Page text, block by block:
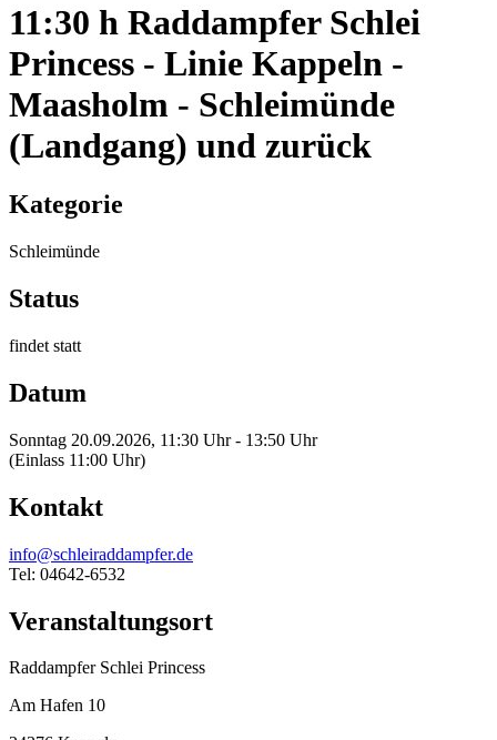
11:30 h Raddampfer Schlei
Princess - Linie Kappeln -
Maasholm - Schleimünde
(Landgang) und zurück
Kategorie
Schleimünde
Status
findet statt
Datum
Sonntag 20.09.2026, 11:30 Uhr - 13:50 Uhr
(Einlass 11:00 Uhr)
Kontakt
info@schleiraddampfer.de
Tel: 04642-6532
Veranstaltungsort
Raddampfer Schlei Princess
Am Hafen 10